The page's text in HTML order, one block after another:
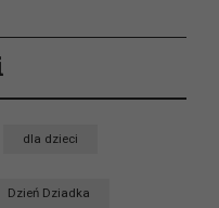
dla dzieci
Dzień Dziadka